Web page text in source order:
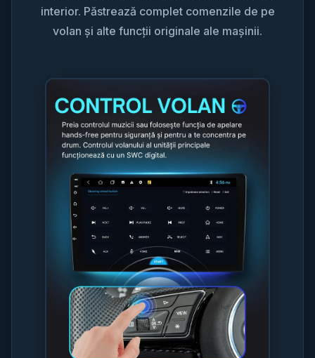
interior. Păstrează complet comenzile de pe
volan și alte funcții originale ale mașinii.